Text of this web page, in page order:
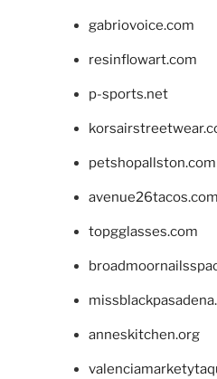
gabriovoice.com
resinflowart.com
p-sports.net
petshopallston.com
avenue26tacos.com
topgglasses.com
anneskitchen.org